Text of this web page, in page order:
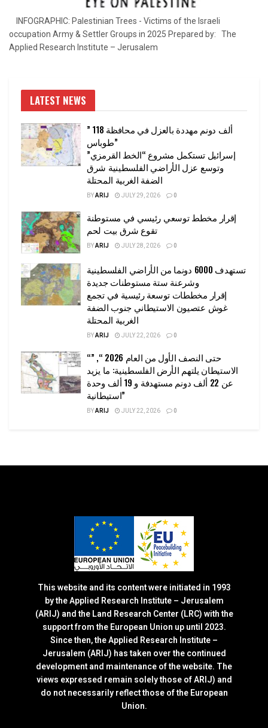
INFOGRAPHIC: Palestinian Trees - Victims of the Israeli
occupation Army & Settler Groups in 2025 Prepared by: The
Applied Research Institute – Jerusalem
LATEST NEWS
” 118 ألف دونم مهددة بالعزل في محافظة
طوباس”
إسرائيل تستكمل مشروع “الخط القرمزي”
وتوسع عزل الأراضي الفلسطينية شرق
الضفة الغربية المحتلة
BYARIJ JULY 29, 2026 0
إقرار مخطط توسعي رئيسي في مستوطنة
تقوع شرق بيت لحم
BYARIJ JULY 28, 2026 0
تستهدف 6000 دونما من الأراضي الفلسطينية
وشرعنة ستة مستوطنات جديدة
إقرار مخططات توسعة رئيسية في تجمع
غوش عتصيون الاستيطاني جنوب الضفة
الغربية المحتلة
BYARIJ JULY 22, 2026 0
“حتى النصف الأول من العام 2026 “, ”
الاستيطان يلتهم الأرض الفلسطينية: ما يزيد
عن 22 ألف دونم مستهدفة و 19 ألف وحدة
استيطانية”
BYARIJ JULY 22, 2026 0
This website and its content were initiated in 1993
by the Applied Research Institute – Jerusalem
(ARIJ) and the Land Research Center (LRC) with the
support from the European Union up until 2023.
Since then, the Applied Research Institute –
Jerusalem (ARIJ) has taken over the continued
development and maintenance of the website. The
views expressed remain solely those of ARIJ) and
do not necessarily reflect those of the European
Union.